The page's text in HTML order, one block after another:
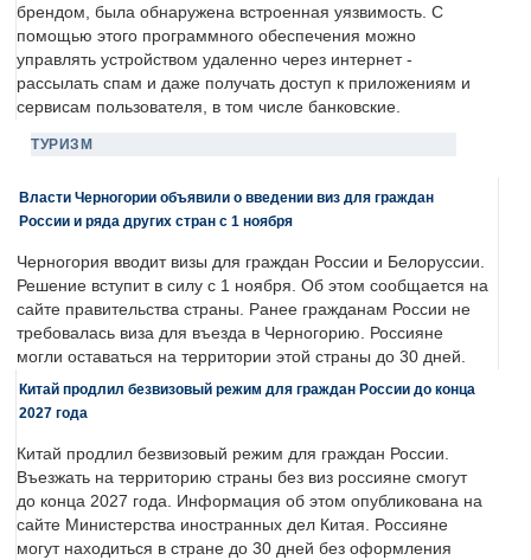
брендом, была обнаружена встроенная уязвимость. С
помощью этого программного обеспечения можно
управлять устройством удаленно через интернет -
рассылать спам и даже получать доступ к приложениям и
сервисам пользователя, в том числе банковские.
ТУРИЗМ
Власти Черногории объявили о введении виз для граждан
России и ряда других стран с 1 ноября
Черногория вводит визы для граждан России и Белоруссии.
Решение вступит в силу с 1 ноября. Об этом сообщается на
сайте правительства страны. Ранее гражданам России не
требовалась виза для въезда в Черногорию. Россияне
могли оставаться на территории этой страны до 30 дней.
Китай продлил безвизовый режим для граждан России до конца
2027 года
Китай продлил безвизовый режим для граждан России.
Въезжать на территорию страны без виз россияне смогут
до конца 2027 года. Информация об этом опубликована на
сайте Министерства иностранных дел Китая. Россияне
могут находиться в стране до 30 дней без оформления